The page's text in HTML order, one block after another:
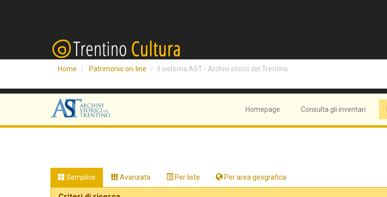
Home Patrimonio on-line Il sistema AST - Archivi storici del Trentino
Homepage Consulta gli inventari
Semplice Avanzata Per liste Per area geografica